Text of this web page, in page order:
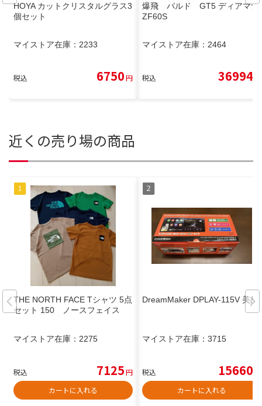
HOYA カットクリスタルグラス3
個セット
マイストア在庫： 2233
税込 6750円
爆飛 バルド GT5 ディアマナ
ZF60S
マイストア在庫： 2464
税込 36994
近くの売り場の商品
THE NORTH FACE Tシャツ 5点
セット 150 ノースフェイス
マイストア在庫： 2275
税込 7125円
カートに入れる
DreamMaker DPLAY-115V 美品
マイストア在庫： 3715
税込 15660
カートに入れる